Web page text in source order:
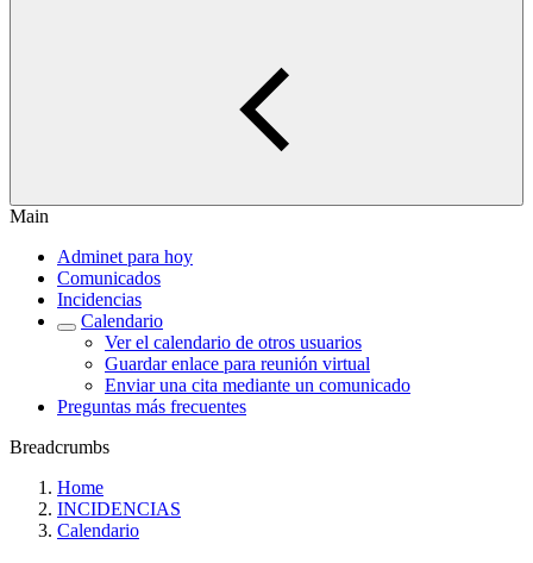
Main
Adminet para hoy
Comunicados
Incidencias
Calendario
Ver el calendario de otros usuarios
Guardar enlace para reunión virtual
Enviar una cita mediante un comunicado
Preguntas más frecuentes
Breadcrumbs
Home
INCIDENCIAS
Calendario